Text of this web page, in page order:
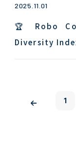
2025.11.01
🏆 Robo
Diversity Index
1